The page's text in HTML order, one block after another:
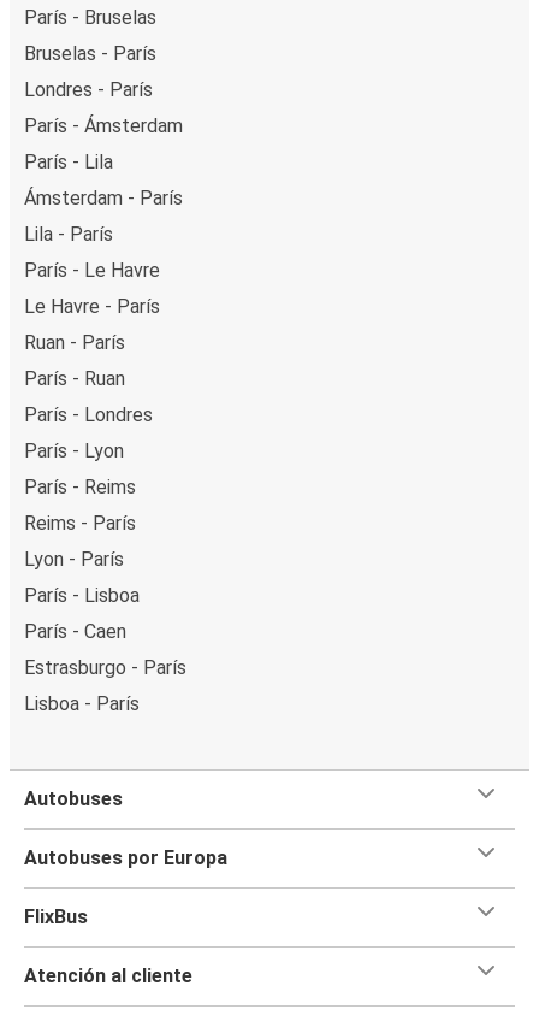
París - Bruselas
Bruselas - París
Londres - París
París - Ámsterdam
París - Lila
Ámsterdam - París
Lila - París
París - Le Havre
Le Havre - París
Ruan - París
París - Ruan
París - Londres
París - Lyon
París - Reims
Reims - París
Lyon - París
París - Lisboa
París - Caen
Estrasburgo - París
Lisboa - París
Autobuses
Autobuses por Europa
FlixBus
Atención al cliente